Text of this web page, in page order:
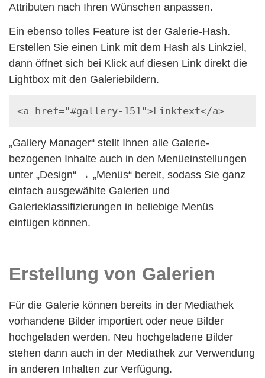
Attributen nach Ihren Wünschen anpassen.
Ein ebenso tolles Feature ist der Galerie-Hash.
Erstellen Sie einen Link mit dem Hash als Linkziel,
dann öffnet sich bei Klick auf diesen Link direkt die
Lightbox mit den Galeriebildern.
<a href="#gallery-151">Linktext</a>
„Gallery Manager“ stellt Ihnen alle Galerie-
bezogenen Inhalte auch in den Menüeinstellungen
unter „Design“ → „Menüs“ bereit, sodass Sie ganz
einfach ausgewählte Galerien und
Galerieklassifizierungen in beliebige Menüs
einfügen können.
Erstellung von Galerien
Für die Galerie können bereits in der Mediathek
vorhandene Bilder importiert oder neue Bilder
hochgeladen werden. Neu hochgeladene Bilder
stehen dann auch in der Mediathek zur Verwendung
in anderen Inhalten zur Verfügung.